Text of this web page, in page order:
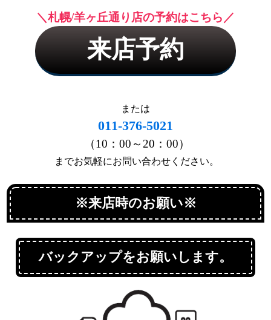
＼札幌/羊ヶ丘通り店の予約はこちら／
来店予約
または
011-376-5021
（10：00～20：00）
までお気軽にお問い合わせください。
※来店時のお願い※
バックアップをお願いします。